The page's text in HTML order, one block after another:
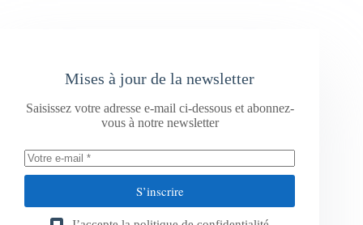
Mises à jour de la newsletter
Saisissez votre adresse e-mail ci-dessous et abonnez-
vous à notre newsletter
S’inscrire